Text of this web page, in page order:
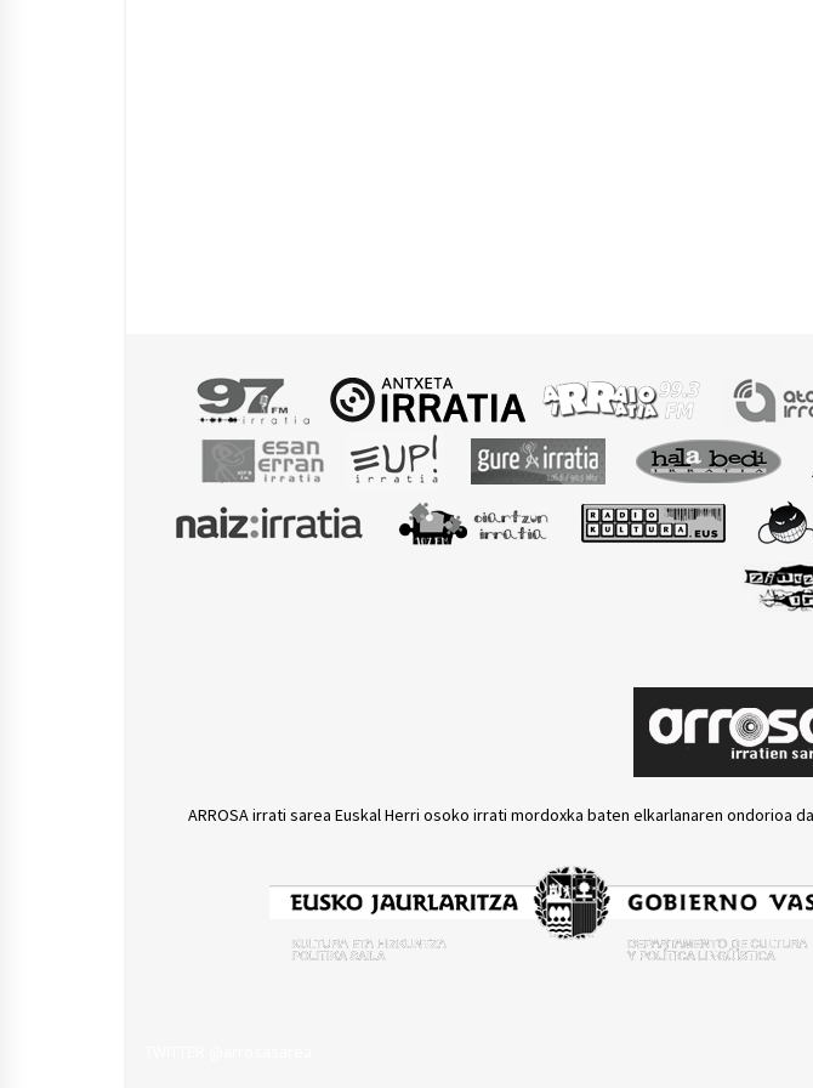
ARROSA irrati sarea Euskal Herri osoko irrati mordoxka baten elkarlanaren ondorioa